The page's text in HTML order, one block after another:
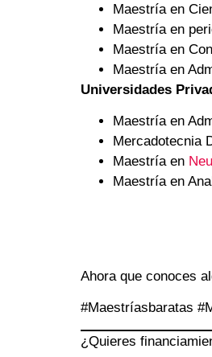
Maestría en
Maestría en
Maestría en
Maestría en
Universidades
Maestría en
Mercadotecnia
Maestría en
Maestría en
Ahora que conoces
#Maestríasbaratas
¿Quieres